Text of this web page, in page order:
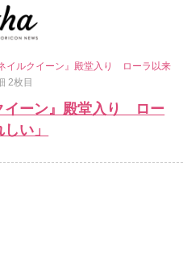
イルクイーン』殿堂入り ローラ以来
2枚目
イーン』殿堂入り ロー
い」